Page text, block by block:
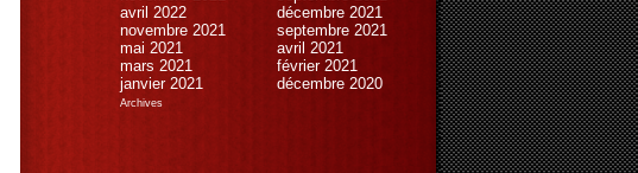
avril 2022
décembre 2021
novembre 2021
septembre 2021
mai 2021
avril 2021
mars 2021
février 2021
janvier 2021
décembre 2020
Archives